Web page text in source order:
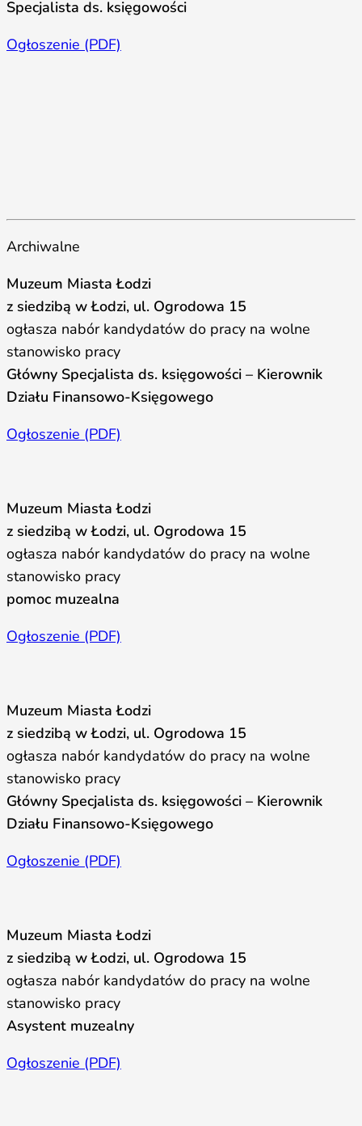
Specjalista ds. księgowości
Ogłoszenie (PDF)
Archiwalne
Muzeum Miasta Łodzi
z siedzibą w Łodzi, ul. Ogrodowa 15
ogłasza nabór kandydatów do pracy na wolne
stanowisko pracy
Główny Specjalista ds. księgowości – Kierownik
Działu Finansowo-Księgowego
Ogłoszenie (PDF)
Muzeum Miasta Łodzi
z siedzibą w Łodzi, ul. Ogrodowa 15
ogłasza nabór kandydatów do pracy na wolne
stanowisko pracy
pomoc muzealna
Ogłoszenie (PDF)
Muzeum Miasta Łodzi
z siedzibą w Łodzi, ul. Ogrodowa 15
ogłasza nabór kandydatów do pracy na wolne
stanowisko pracy
Główny Specjalista ds. księgowości – Kierownik
Działu Finansowo-Księgowego
Ogłoszenie (PDF)
Muzeum Miasta Łodzi
z siedzibą w Łodzi, ul. Ogrodowa 15
ogłasza nabór kandydatów do pracy na wolne
stanowisko pracy
Asystent muzealny
Ogłoszenie (PDF)